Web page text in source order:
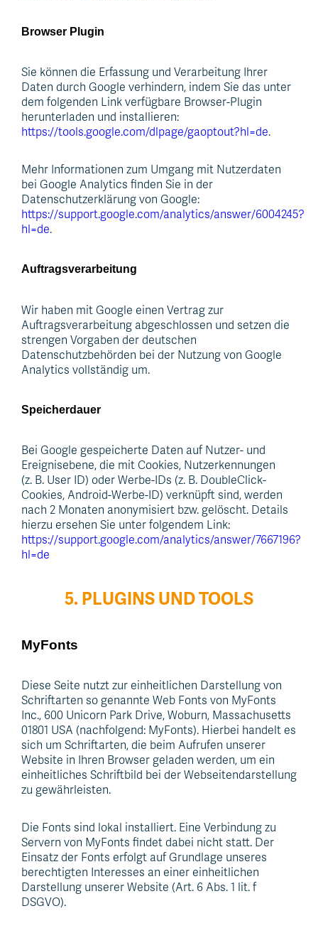
Browser Plugin
Sie können die Erfassung und Verarbeitung Ihrer
Daten durch Google verhindern, indem Sie das unter
dem folgenden Link verfügbare Browser-Plugin
herunterladen und installieren:
https://tools.google.com/dlpage/gaoptout?hl=de.
Mehr Informationen zum Umgang mit Nutzerdaten
bei Google Analytics finden Sie in der
Datenschutzerklärung von Google:
https://support.google.com/analytics/answer/6004245?
hl=de.
Auftragsverarbeitung
Wir haben mit Google einen Vertrag zur
Auftragsverarbeitung abgeschlossen und setzen die
strengen Vorgaben der deutschen
Datenschutzbehörden bei der Nutzung von Google
Analytics vollständig um.
Speicherdauer
Bei Google gespeicherte Daten auf Nutzer- und
Ereignisebene, die mit Cookies, Nutzerkennungen
(z. B. User ID) oder Werbe-IDs (z. B. DoubleClick-
Cookies, Android-Werbe-ID) verknüpft sind, werden
nach 2 Monaten anonymisiert bzw. gelöscht. Details
hierzu ersehen Sie unter folgendem Link:
https://support.google.com/analytics/answer/7667196?
hl=de
5. PLUGINS UND TOOLS
MyFonts
Diese Seite nutzt zur einheitlichen Darstellung von
Schriftarten so genannte Web Fonts von MyFonts
Inc., 600 Unicorn Park Drive, Woburn, Massachusetts
01801 USA (nachfolgend: MyFonts). Hierbei handelt es
sich um Schriftarten, die beim Aufrufen unserer
Website in Ihren Browser geladen werden, um ein
einheitliches Schriftbild bei der Webseitendarstellung
zu gewährleisten.
Die Fonts sind lokal installiert. Eine Verbindung zu
Servern von MyFonts findet dabei nicht statt. Der
Einsatz der Fonts erfolgt auf Grundlage unseres
berechtigten Interesses an einer einheitlichen
Darstellung unserer Website (Art. 6 Abs. 1 lit. f
DSGVO).